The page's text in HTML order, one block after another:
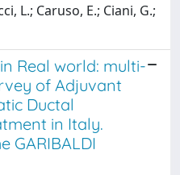
L.; Caruso, E.; Ciani, G.;
Real world: multi-
of Adjuvant
Ductal
in Italy.
GARIBALDI